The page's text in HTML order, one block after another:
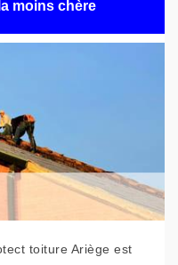
moins chère
toiture Ariège est